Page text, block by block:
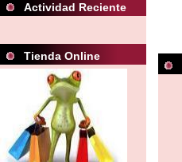
Actividad Reciente
Tienda Online